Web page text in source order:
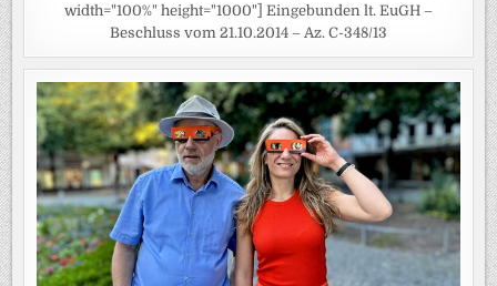
width="100%" height="1000"] Eingebunden lt. EuGH –
Beschluss vom 21.10.2014 – Az. C-348/13